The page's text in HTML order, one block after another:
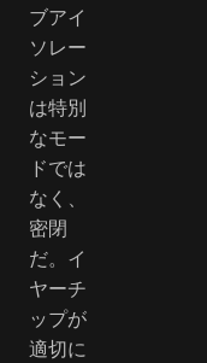
ブアイ
ソレー
ション
は特別
なモー
ドでは
なく、
密閉
だ。イ
ヤーチ
ップが
適切に